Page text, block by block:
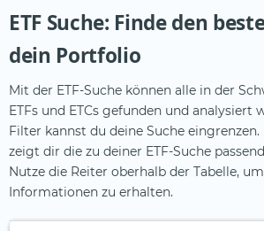
ETF Suche: Finde den
dein Portfolio
Mit der ETF-Suche können alle in der
ETFs und ETCs gefunden und analysiert
Filter kannst du deine Suche
zeigt dir die zu deiner ETF-Suche
Nutze die Reiter oberhalb der Tabelle,
Informationen zu erhalten.